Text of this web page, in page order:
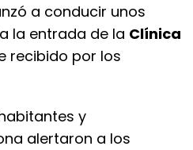
a conducir unos
la entrada de la Clínica
recibido por los
y
alertaron a los